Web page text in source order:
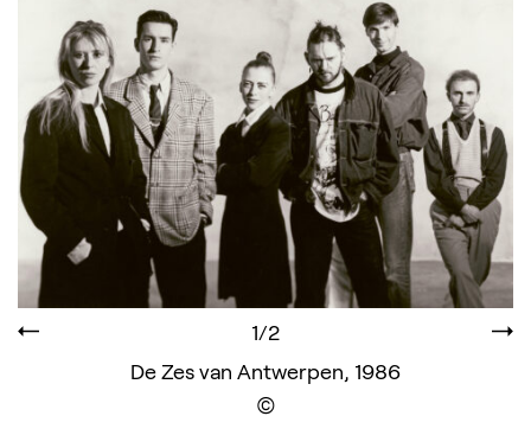
De Zes van Antwerpen, 1986
1/2